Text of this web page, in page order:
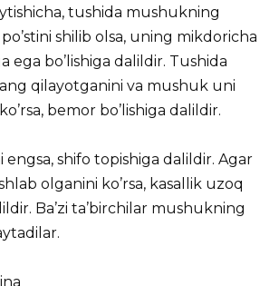
tushida mushukning
po’stini shilib olsa, uning mikdoricha
ega bo’lishiga dalildir. Tushida
qilayotganini va mushuk uni
bemor bo’lishiga dalildir.
shifo topishiga dalildir. Agar
olganini ko’rsa, kasallik uzoq
Ba’zi ta’birchilar mushukning